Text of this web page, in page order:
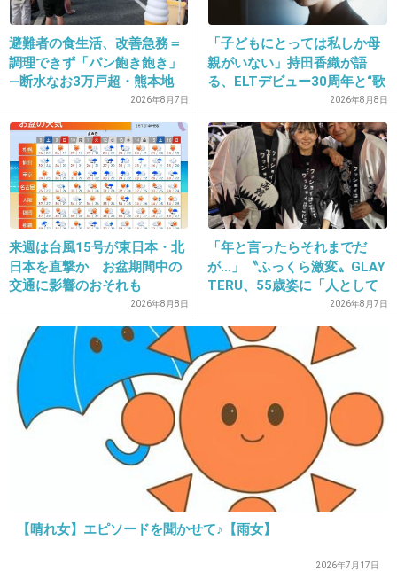
実写化本当にやだなー。キャスト皆合わない。
+90 -2
33. 匿名2014/07/06(日) 14:22:49
アオハライドといい、好きっていなよ。とい、
実写化するから夢が壊れる(´・ω・｀)
+93 -1
34. 匿名2014/07/06(日) 14:24:37
双葉が羨ましい〜(笑)
35. 匿名 2014/07/06(日) 14:25:14
女子3人の絆はなんだかんだ言って凄い！！！
羨ましい(´・ω・｀)
+82
避難者の食生活、改善急務＝
調理できず「パン飽き飽き」
―断水なお3万戸超・熊本地
2026年8月7日
「子どもにとっては私しか母
親がいない」持田香織が語
る、ELTデビュー30周年と“歌
手”よりも大切にしたかった時
間
2026年8月8日
来週は台風15号が東日本・北
日本を直撃か お盆期間中の
交通に影響のおそれも
2026年8月8日
「年と言ったらそれまでだ
が…」〝ふっくら激変〟GLAY
TERU、55歳姿に「人として
好きすぎる」「TERUさんに
は見えない」「分からなかっ
た」
2026年8月7日
【晴れ女】エピソードを聞かせて♪【雨女】
2026年7月17日